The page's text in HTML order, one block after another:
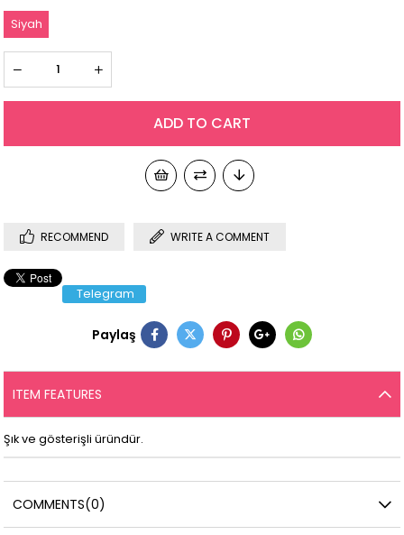
Siyah
RECOMMEND WRITE A COMMENT
Telegram
Paylaş
ITEM FEATURES
Şık ve gösterişli üründür.
COMMENTS(0)